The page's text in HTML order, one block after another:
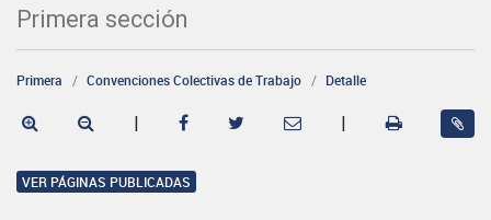
Primera sección
Primera Convenciones Colectivas de Trabajo Detalle
| |
VER PÁGINAS PUBLICADAS